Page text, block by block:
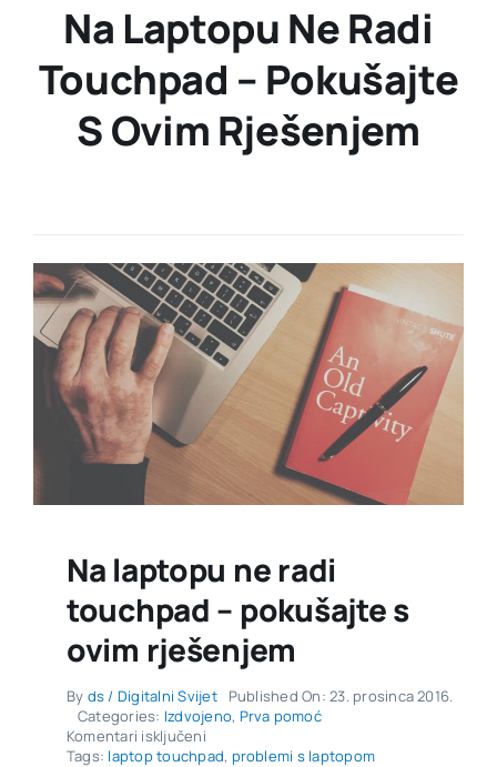
Na Laptopu Ne Radi
Touchpad – Pokušajte
S Ovim Rješenjem
Na laptopu ne radi
touchpad – pokušajte s
ovim rješenjem
By ds / Digitalni Svijet
Published On: 23. prosinca 2016.
Categories: Izdvojeno, Prva pomoć
Komentari isključeniza
Na
Tags: laptop touchpad, problemi s laptopom